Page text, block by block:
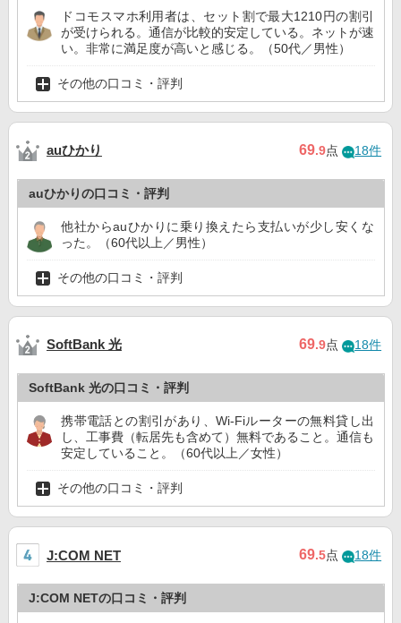
ドコモスマホ利用者は、セット割で最大1210円の割引
が受けられる。通信が比較的安定している。ネットが速
い。非常に満足度が高いと感じる。（50代／男性）
その他の口コミ・評判
auひかり 69.9点 18件
auひかりの口コミ・評判
他社からauひかりに乗り換えたら支払いが少し安くな
った。（60代以上／男性）
その他の口コミ・評判
SoftBank 光 69.9点 18件
SoftBank 光の口コミ・評判
携帯電話との割引があり、Wi-Fiルーターの無料貸し出
し、工事費（転居先も含めて）無料であること。通信も
安定していること。（60代以上／女性）
その他の口コミ・評判
J:COM NET 69.5点 18件
J:COM NETの口コミ・評判